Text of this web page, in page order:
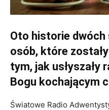
Oto historie
osób, które
tym, jak usłyszały
Bogu kochającym
Światowe Radio